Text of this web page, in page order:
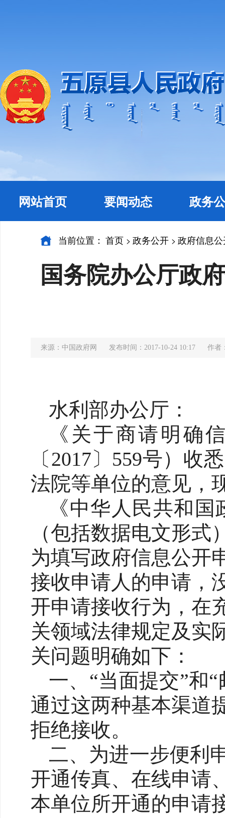
网站首页 要闻动态 政务
当前位置： 首页 > 政务公开 > 政府信息
国务院办公厅政
来源：中国政府网 发布时间：2017-10-24 10:17 作者
水利部办公厅：
《关于商请明确
〔2017〕559号）
法院等单位的意见，
《中华人民共和
（包括数据电文形
为填写政府信息公开
接收申请人的申请，
开申请接收行为，在
关领域法律规定及实
关问题明确如下：
一、“当面提交”和
通过这两种基本渠道
拒绝接收。
二、为进一步便利
开通传真、在线申请
本单位所开通的申请